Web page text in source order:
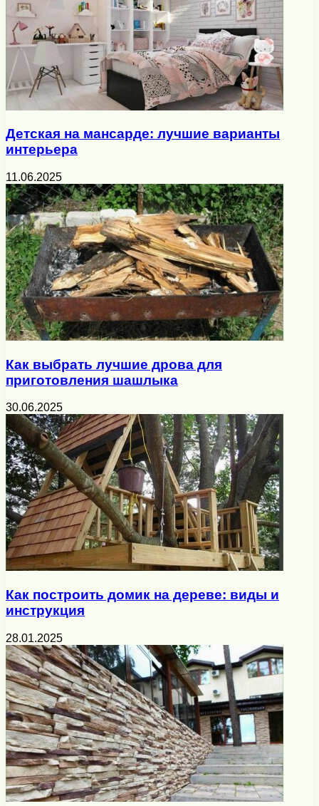
Детская на мансарде: лучшие варианты
интерьера
11.06.2025
Как выбрать лучшие дрова для
приготовления шашлыка
30.06.2025
Как построить домик на дереве: виды и
инструкция
28.01.2025